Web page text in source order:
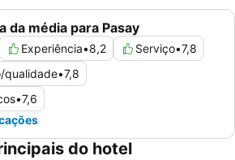
da média para Pasay
Experiência•8,2 Serviço•7,8
qualidade•7,8
•7,6
do hotel